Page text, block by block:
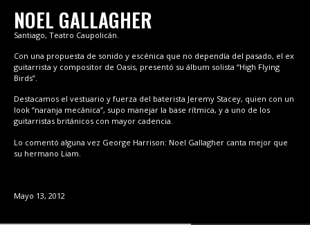
NOEL GALLAGHER
Santiago, Teatro Caupolicán.
Con una propuesta de sonido y escénica que no dependía del pasado, el ex
guitarrista y compositor de Oasis, presentó su álbum solista “High Flying
Birds”.
Destacamos el vestuario y fuerza del baterista Jeremy Stacey, quien con un
look “naranja mecánica”, supo manejar la base rítmica, y a uno de los
guitarristas británicos con mayor cadencia.
Lo comentó alguna vez George Harrison: Noel Gallagher canta mejor que
su hermano Liam.
Mayo 13, 2012